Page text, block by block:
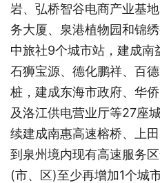
岩、弘桥智谷电商产业基
务大厦、泉港植物园和锦
中旅社9个城市站，建成南
石狮宝源、德化鹏祥、百
桩，建成东海市政府、华
及洛江供电营业厅等27座
续建成南惠高速榕桥、上
到泉州境内现有高速服务
(市、区)至少再增加1个城